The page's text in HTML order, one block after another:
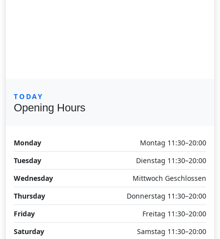
TODAY
Opening Hours
Monday
Montag 11:30–20:00
Tuesday
Dienstag 11:30–20:00
Wednesday
Mittwoch Geschlossen
Thursday
Donnerstag 11:30–20:00
Friday
Freitag 11:30–20:00
Saturday
Samstag 11:30–20:00